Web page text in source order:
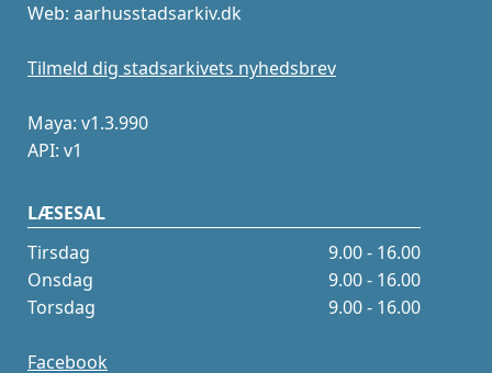
Web: aarhusstadsarkiv.dk
Tilmeld dig stadsarkivets nyhedsbrev
Maya: v1.3.990
API: v1
LÆSESAL
Tirsdag
9.00 - 16.00
Onsdag
9.00 - 16.00
Torsdag
9.00 - 16.00
Facebook